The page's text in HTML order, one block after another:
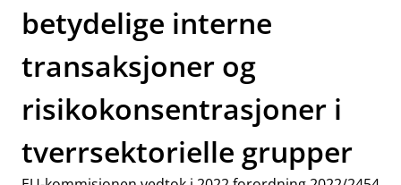
betydelige interne
transaksjoner og
risikokonsentrasjoner i
tverrsektorielle grupper